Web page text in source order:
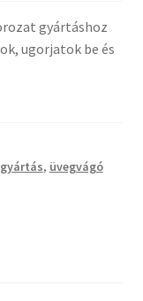
gyártáshoz
ugorjatok be és
, üvegvágó